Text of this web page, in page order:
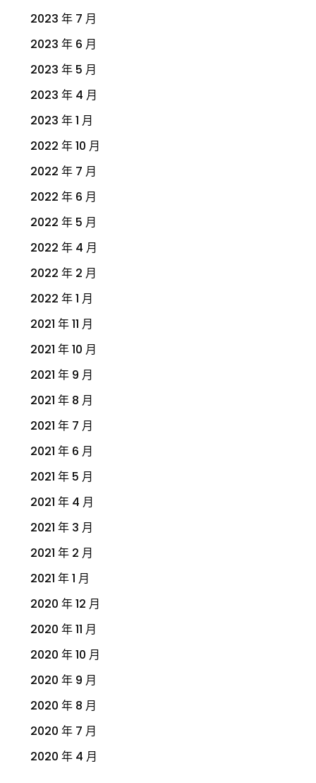
2023 年 7 月
2023 年 6 月
2023 年 5 月
2023 年 4 月
2023 年 1 月
2022 年 10 月
2022 年 7 月
2022 年 6 月
2022 年 5 月
2022 年 4 月
2022 年 2 月
2022 年 1 月
2021 年 11 月
2021 年 10 月
2021 年 9 月
2021 年 8 月
2021 年 7 月
2021 年 6 月
2021 年 5 月
2021 年 4 月
2021 年 3 月
2021 年 2 月
2021 年 1 月
2020 年 12 月
2020 年 11 月
2020 年 10 月
2020 年 9 月
2020 年 8 月
2020 年 7 月
2020 年 4 月